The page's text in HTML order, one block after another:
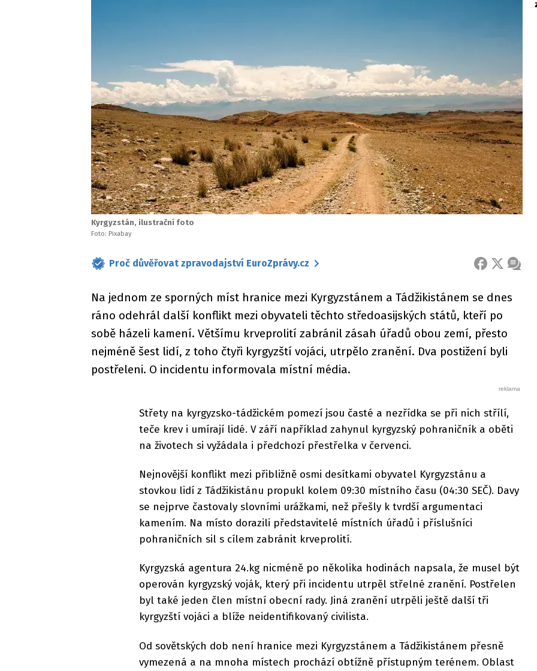
Kyrgyzstán, ilustrační foto
Foto: Pixabay
Proč důvěřovat zpravodajství EuroZprávy.cz FACEBOOK
X
Na jednom ze sporných míst hranice mezi Kyrgyzstánem a Tádžikistánem se dnes
ráno odehrál další konflikt mezi obyvateli těchto středoasijských států, kteří po
sobě házeli kamení. Většímu krveprolití zabránil zásah úřadů obou zemí, přesto
nejméně šest lidí, z toho čtyři kyrgyzští vojáci, utrpělo zranění. Dva postižení byli
postřeleni. O incidentu informovala místní média.
Střety na kyrgyzsko-tádžickém pomezí jsou časté a nezřídka se při nich střílí,
teče krev i umírají lidé. V září například zahynul kyrgyzský pohraničník a oběti
na životech si vyžádala i předchozí přestřelka v červenci.
Nejnovější konflikt mezi přibližně osmi desítkami obyvatel Kyrgyzstánu a
stovkou lidí z Tádžikistánu propukl kolem 09:30 místního času (04:30 SEČ). Davy
se nejprve častovaly slovními urážkami, než přešly k tvrdší argumentaci
kamením. Na místo dorazili představitelé místních úřadů i příslušníci
pohraničních sil s cílem zabránit krveprolití.
Kyrgyzská agentura 24.kg nicméně po několika hodinách napsala, že musel být
operován kyrgyzský voják, který při incidentu utrpěl střelné zranění. Postřelen
byl také jeden člen místní obecní rady. Jiná zranění utrpěli ještě další tři
kyrgyzští vojáci a blíže neidentifikovaný civilista.
Od sovětských dob není hranice mezi Kyrgyzstánem a Tádžikistánem přesně
vymezená a na mnoha místech prochází obtížně přístupným terénem. Oblast